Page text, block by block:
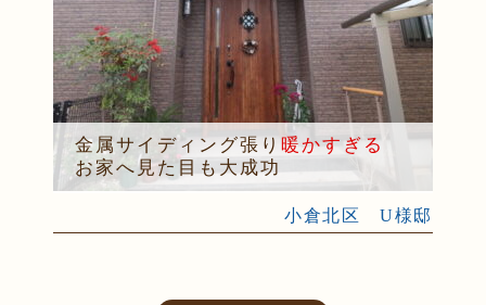
金属サイディング張り 暖かすぎる
お家へ見た目も大成功
小倉北区 U様邸